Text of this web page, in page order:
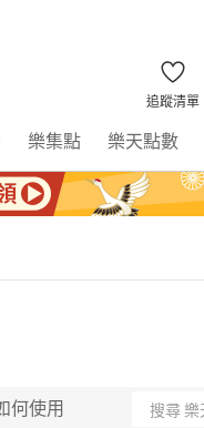
追蹤清單
樂集點 樂天點數
何使用